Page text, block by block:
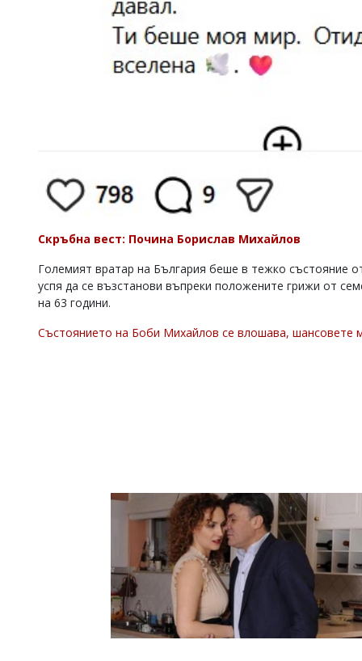
Скръбна вест: Почина Борислав Михайлов
Големият вратар на България беше в тежко състояние
успя да се възстанови въпреки положените грижи от
на 63 години.
Състоянието на Боби Михайлов се влошава, шансовете